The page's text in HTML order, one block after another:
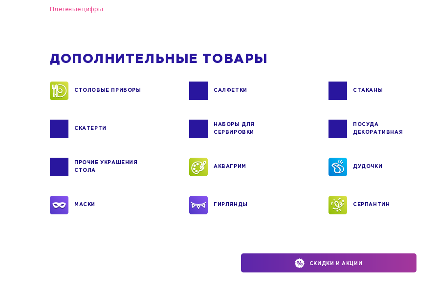
Плетеные цифры
ДОПОЛНИТЕЛЬНЫЕ ТОВАРЫ
СТОЛОВЫЕ ПРИБОРЫ САЛФЕТКИ СТАКАНЫ
СКАТЕРТИ
НАБОРЫ ДЛЯ
СЕРВИРОВКИ
ПОСУДА
ДЕКОРАТИВНАЯ
ПРОЧИЕ УКРАШЕНИЯ
СТОЛА
АКВАГРИМ ДУДОЧКИ
МАСКИ ГИРЛЯНДЫ СЕРПАНТИН
СКИДКИ И АКЦИИ